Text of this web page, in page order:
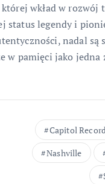
wkład w
status legendy i
nadal są
w pamięci jako
Capitol
Nashville